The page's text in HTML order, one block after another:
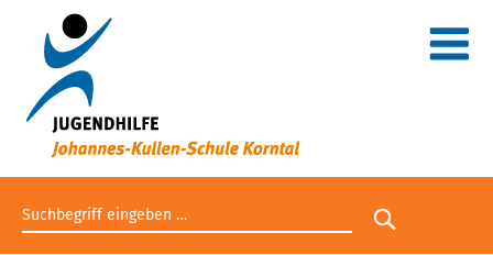
Suchbegriff eingeben
Suche